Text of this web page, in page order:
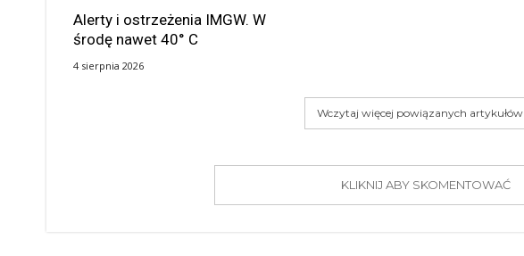
Alerty i ostrzeżenia IMGW. W
środę nawet 40° C
4 sierpnia 2026
Wczytaj więcej powiązanych artykułów
KLIKNIJ ABY SKOMENTOWAĆ